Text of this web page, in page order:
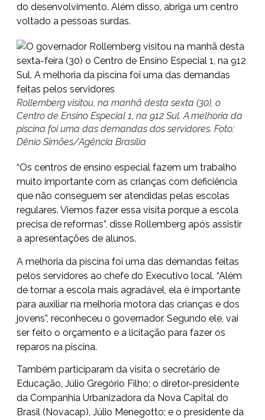
do desenvolvimento. Além disso, abriga um centro
voltado a pessoas surdas.
Rollemberg visitou, na manhã desta sexta (30), o
Centro de Ensino Especial 1, na 912 Sul. A melhoria da
piscina foi uma das demandas dos servidores. Foto:
Dênio Simões/Agência Brasília
“Os centros de ensino especial fazem um trabalho
muito importante com as crianças com deficiência
que não conseguem ser atendidas pelas escolas
regulares. Viemos fazer essa visita porque a escola
precisa de reformas”, disse Rollemberg após assistir
a apresentações de alunos.
A melhoria da piscina foi uma das demandas feitas
pelos servidores ao chefe do Executivo local. “Além
de tornar a escola mais agradável, ela é importante
para auxiliar na melhoria motora das crianças e dos
jovens”, reconheceu o governador. Segundo ele, vai
ser feito o orçamento e a licitação para fazer os
reparos na piscina.
Também participaram da visita o secretário de
Educação, Júlio Gregório Filho; o diretor-presidente
da Companhia Urbanizadora da Nova Capital do
Brasil (Novacap), Júlio Menegotto; e o presidente da